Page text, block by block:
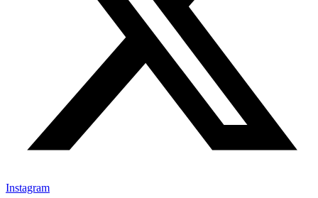
Instagram